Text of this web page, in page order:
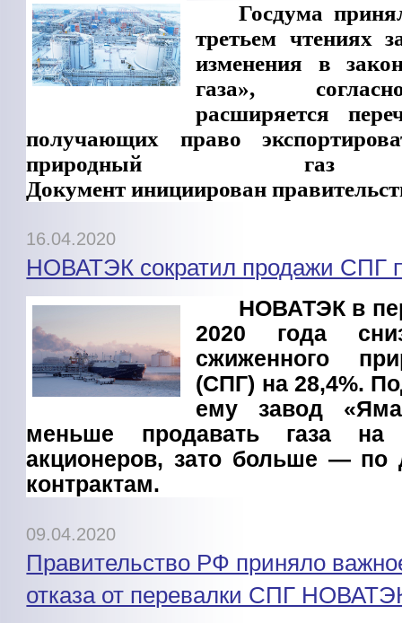
Госдума
третьем чтениях
изменения в
газа»,
расширяется
получающих право
природный
Документ инициирован
16.04.2020
НОВАТЭК сократил продажи СПГ
НОВАТЭК в
2020 года
сжиженного
(СПГ) на 28,4%.
ему завод
меньше продавать газа на
акционеров, зато больше — по
контрактам.
09.04.2020
Правительство РФ приняло
отказа от перевалки СПГ